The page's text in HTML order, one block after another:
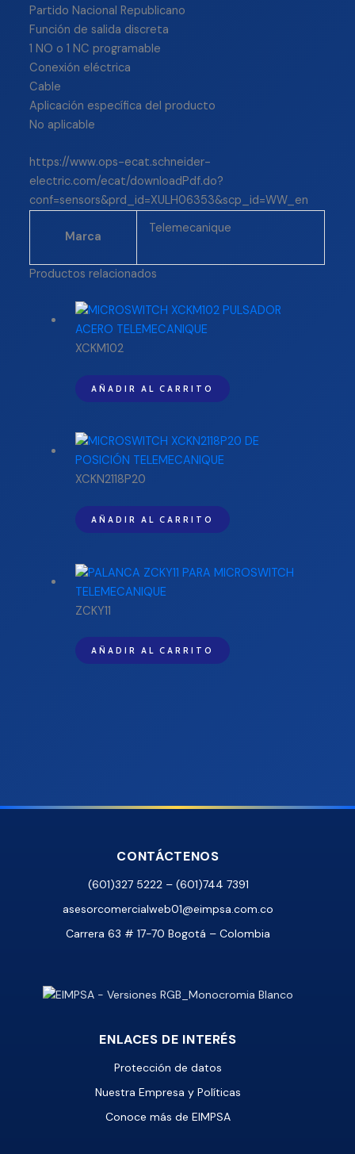
Partido Nacional Republicano
Función de salida discreta
1 NO o 1 NC programable
Conexión eléctrica
Cable
Aplicación específica del producto
No aplicable
https://www.ops-ecat.schneider-
electric.com/ecat/downloadPdf.do?
conf=sensors&prd_id=XULH06353&scp_id=WW_en
Marca
Telemecanique
Productos relacionados
XCKM102
AÑADIR AL CARRITO
XCKN2118P20
AÑADIR AL CARRITO
ZCKY11
AÑADIR AL CARRITO
CONTÁCTENOS
(601)327 5222 – (601)744 7391
asesorcomercialweb01@eimpsa.com.co
Carrera 63 # 17-70 Bogotá – Colombia
ENLACES DE INTERÉS
Protección de datos
Nuestra Empresa y Políticas
Conoce más de EIMPSA